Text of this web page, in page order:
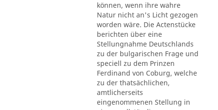
können, wenn ihre wahre
Natur nicht an's Licht gezogen
worden wäre. Die Actenstücke
berichten über eine
Stellungnahme Deutschlands
zu der bulgarischen Frage und
speciell zu dem Prinzen
Ferdinand von Coburg, welche
zu der thatsächlichen,
amtlicherseits
eingenommenen Stellung in